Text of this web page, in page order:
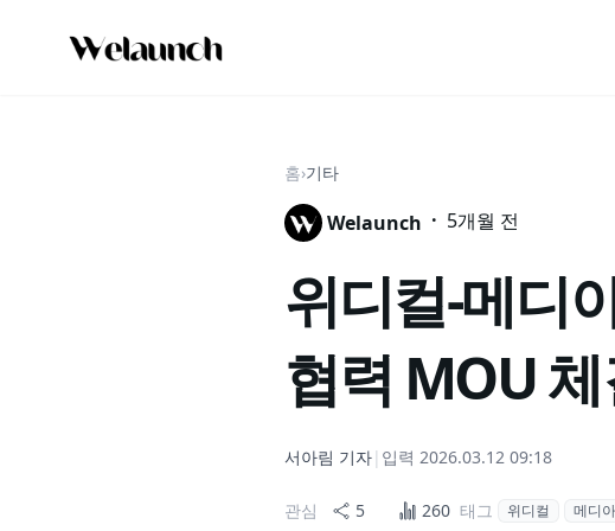
홈›기타
Welaunch · 5개월 전
위디컬-메디
협력 MOU
서아림 기자| 입력 2026.03.12 09:18
관심 5 260 태그 위디컬 메디